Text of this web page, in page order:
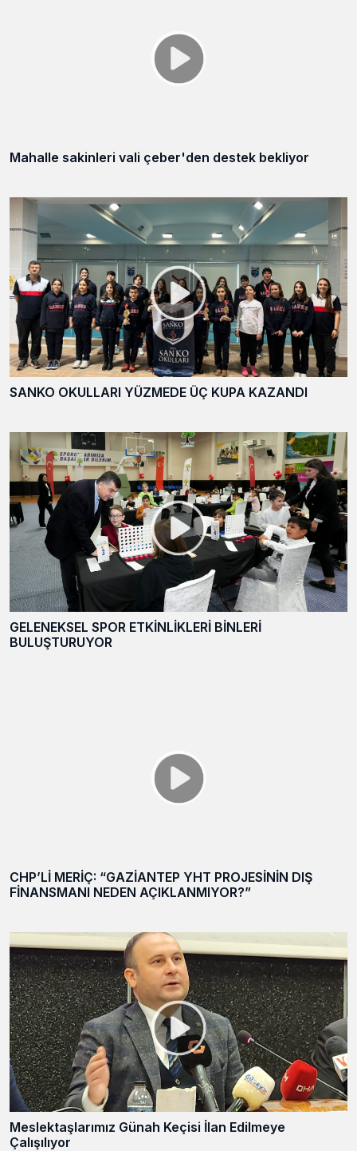
Mahalle sakinleri vali çeber'den destek bekliyor
SANKO OKULLARI YÜZMEDE ÜÇ KUPA KAZANDI
GELENEKSEL SPOR ETKİNLİKLERİ BİNLERİ
BULUŞTURUYOR
CHP’Lİ MERİÇ: “GAZİANTEP YHT PROJESİNİN DIŞ
FİNANSMANI NEDEN AÇIKLANMIYOR?”
Meslektaşlarımız Günah Keçisi İlan Edilmeye
Çalışılıyor